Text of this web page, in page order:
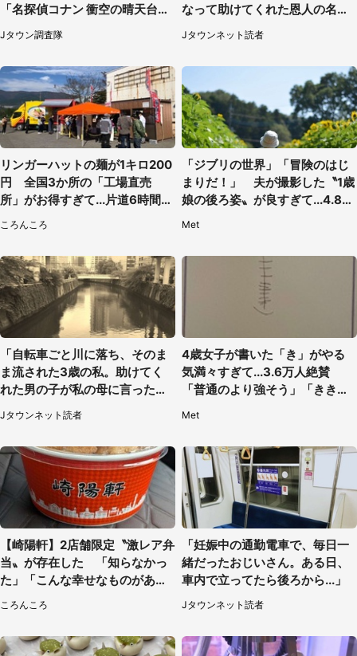
「名探偵コナン 衝空の晴天台
（ハルカス）」コラボメニュー
も恋の味【7／24～11／29】
Jタウン調査隊
なって助けてくれた恩人の名前
Jタウンネット読者
リンガーハットの麺が1キロ200
円 全国3か所の「工場直売
所」がお得すぎて...片道6時間か
ころんころ
「ジブリの世界」「冒険のはじ
まりだ！」 夫が撮影した〝1歳
娘の後ろ姿〟が良すぎて...4.8万
Met
「自転車ごと川に落ち、そのま
ま流された3歳の私。助けてく
れた男の子が私の母に言ったの
は...」（千葉県・20代女性）
Jタウンネット読者
4歳女子が書いた「き」がやる
気満々すぎて...3.6万人絶賛
「普通のより強そう」「きき迫
Met
【崎陽軒】2店舗限定〝激レア弁
当〟が存在した 「知らなかっ
た」「こんな幸せなものがあっ
ころんころ
「妊娠中の通勤電車で、毎日一
緒だったおじいさん。ある日、
車内で立ってたら後ろから...」
Jタウンネット読者